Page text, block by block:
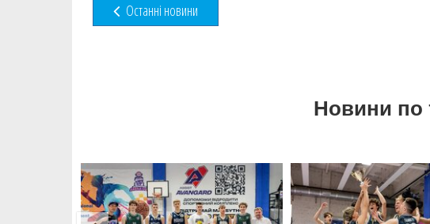
Останні новини
Новини по